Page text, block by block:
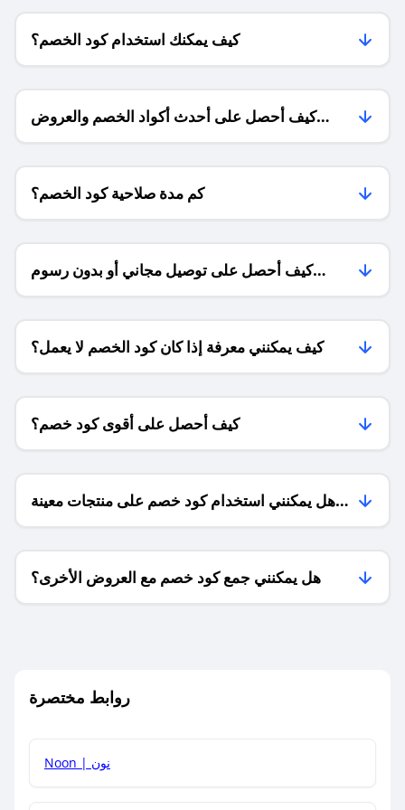
كيف يمكنك استخدام كود الخصم؟
كيف أحصل على أحدث أكواد الخصم والعروض
للمتاجر؟
كم مدة صلاحية كود الخصم؟
كيف أحصل على توصيل مجاني أو بدون رسوم
الشحن ؟
كيف يمكنني معرفة إذا كان كود الخصم لا يعمل؟
كيف أحصل على أقوى كود خصم؟
هل يمكنني استخدام كود خصم على منتجات معينة
فقط؟
هل يمكنني جمع كود خصم مع العروض الأخرى؟
روابط مختصرة
Noon | نون